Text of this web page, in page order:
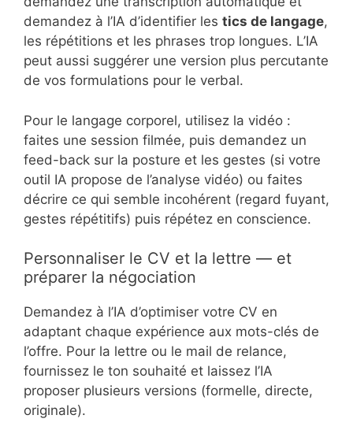
demandez à l’IA d’identifier les tics de langage,
les répétitions et les phrases trop longues. L’IA
peut aussi suggérer une version plus percutante
de vos formulations pour le verbal.
Pour le langage corporel, utilisez la vidéo :
faites une session filmée, puis demandez un
feed-back sur la posture et les gestes (si votre
outil IA propose de l’analyse vidéo) ou faites
décrire ce qui semble incohérent (regard fuyant,
gestes répétitifs) puis répétez en conscience.
Personnaliser le CV et la lettre — et
préparer la négociation
Demandez à l’IA d’optimiser votre CV en
adaptant chaque expérience aux mots-clés de
l’offre. Pour la lettre ou le mail de relance,
fournissez le ton souhaité et laissez l’IA
proposer plusieurs versions (formelle, directe,
originale).